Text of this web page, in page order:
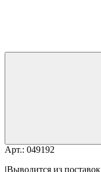
Арт.: 049192
|Выводится из поставок